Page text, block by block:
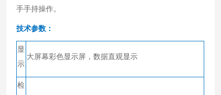
手手持操作。
技术参数：
显
示
大屏幕彩色显示屏，数据直观显示
检